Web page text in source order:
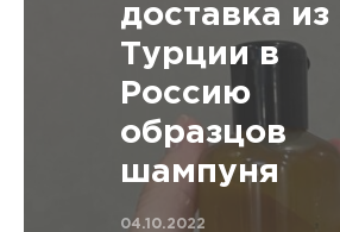
доставка из
Турции в
Россию
образцов
шампуня
04.10.2022